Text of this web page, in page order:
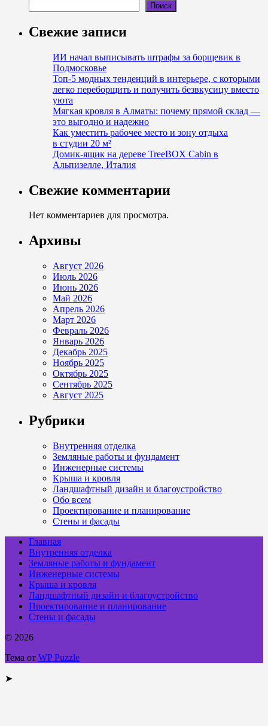
Поиск
Свежие записи
ИИ начал выписывать штрафы за борщевик в
Подмосковье
Топ-5 модных тенденций в интерьере, с которыми
легко переборщить и получить безвкусицу вместо
уюта
Мягкая кровля в Алматы: почему прямой склад —
это выгодно и надежно
Как уместить рабочее место и зону отдыха
в студии 20 м²
Домик-ящик на дереве TreeBOX Cabin в
Альпизелле, Италия
Свежие комментарии
Нет комментариев для просмотра.
Архивы
Август 2026
Июль 2026
Июнь 2026
Май 2026
Апрель 2026
Март 2026
Февраль 2026
Январь 2026
Декабрь 2025
Ноябрь 2025
Октябрь 2025
Сентябрь 2025
Август 2025
Рубрики
Внутренняя отделка
Земляные работы и фундамент
Инженерные системы
Крыша и кровля
Ландшафтный дизайн и благоустройство
Обо всем
Проектирование и планирование
Стены и фасады
Главная
Внутренняя отделка
Земляные работы и фундамент
Инженерные системы
Крыша и кровля
Ландшафтный дизайн и благоустройство
Проектирование и планирование
Стены и фасады
© 2026
Тема от WP Puzzle
➤